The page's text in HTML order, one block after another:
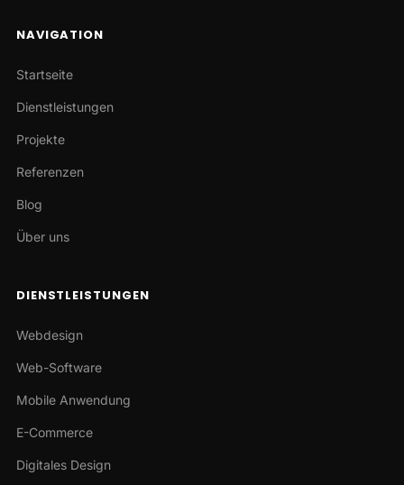
NAVIGATION
Startseite
Dienstleistungen
Projekte
Referenzen
Blog
Über uns
DIENSTLEISTUNGEN
Webdesign
Web-Software
Mobile Anwendung
E-Commerce
Digitales Design